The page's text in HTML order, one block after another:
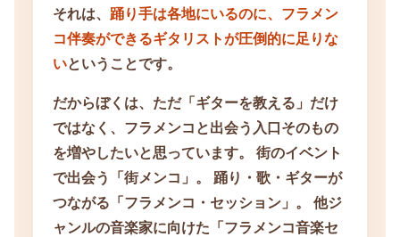
それは、 踊り手は各地にいるのに、フラメン
コ伴奏ができるギタリストが圧倒的に足りな
いということです。
だからぼくは、ただ「ギターを教える」だけ
ではなく、フラメンコと出会う入口そのもの
を増やしたいと思っています。 街のイベント
で出会う「街メンコ」。 踊り・歌・ギターが
つながる「フラメンコ・セッション」。 他ジ
ャンルの音楽家に向けた「フラメンコ音楽セ